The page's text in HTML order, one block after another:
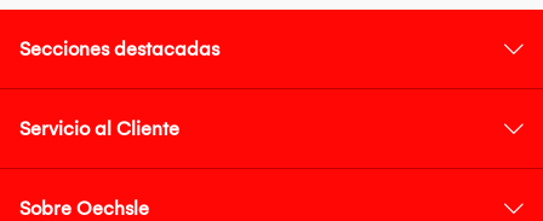
Secciones destacadas
Servicio al Cliente
Sobre Oechsle